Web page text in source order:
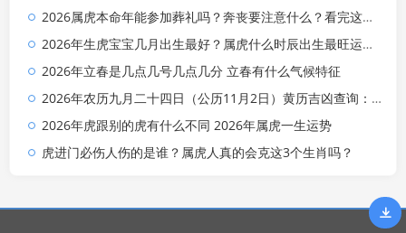
2026属虎本命年能参加葬礼吗？奔丧要注意什么？看完这篇就懂了
2026年生虎宝宝几月出生最好？属虎什么时辰出生最旺运？全解析来了
2026年立春是几点几号几点几分 立春有什么气候特征
2026年农历九月二十四日（公历11月2日）黄历吉凶查询：当天几点是吉时？
2026年虎跟别的虎有什么不同 2026年属虎一生运势
虎进门必伤人伤的是谁？属虎人真的会克这3个生肖吗？